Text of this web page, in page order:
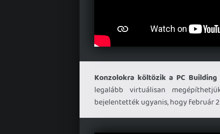
Konzolokra költözik a PC Building
legalább virtuálisan
bejelentették ugyanis, hogy február